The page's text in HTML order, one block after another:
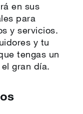
en sus
para
y servicios.
y tu
tengas un
gran día.